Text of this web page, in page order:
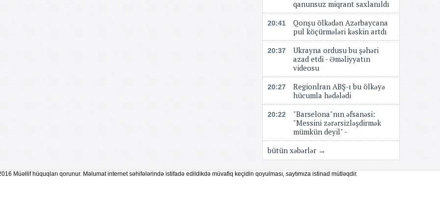
qanunsuz miqrant saxlanıldı
20:41
Qonşu ölkədən Azərbaycana
pul köçürmələri kəskin artdı
20:37
Ukrayna ordusu bu şəhəri
azad etdi - Əməliyyatın
videosu
20:27
Regionİran ABŞ-ı bu ölkəyə
hücumla hədələdi
20:22
"Barselona"nın əfsanəsi:
"Messini zərərsizləşdirmək
mümkün deyil" -
bütün xəbərlər →
Müəllif hüquqları qorunur. Məlumat internet səhifələrində istifadə edildikdə müvafiq keçidin qoyulması, saytımıza istinad mütləqdir.